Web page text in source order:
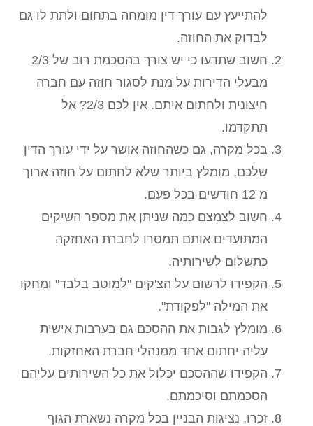
להתייעץ עם עורך דין מומחה בתחום ולתת לו גם
לבדוק את החוזה.
חשוב שתדעו כי יש צורך בהסכמת רוב של 2/3
מבעלי הדירות על מנת לסגור חוזה עם חברה
חיצונית ולחתום איתם. אין לכם 2/3? אל
תתקדמו.
בכל מקרה, גם כשהחוזה אושר על ידי עורך הדין
שלכם, מומלץ ביותר שלא לחתום על חוזה ארוך
מ 12 חודשים בכל פעם.
חשוב לצמצם כמה שניתן את מספר השיקים
המתועדים אותם תמסרו לחברת האחזקה
כתשלום לשירותיה.
הקפידו לרשום על הצ'קים "למוטב בלבד" ומחקו
את המילה "לפקודת".
מומלץ לגבות את ההסכם גם בערבות אישית
עליה יחתום אחד ממנהלי חברת האחזקות.
הקפידו שההסכם יכלול את כל השירותים עליהם
הסכמתם וסיכמתם.
זכרו, נציגות הבניין בכל מקרה נשארת הגוף